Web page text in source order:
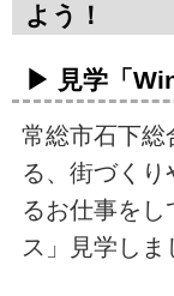
よう！
▶ 見学「
常総市石下総
る、街づくり
るお仕事をし
ス」見学しま